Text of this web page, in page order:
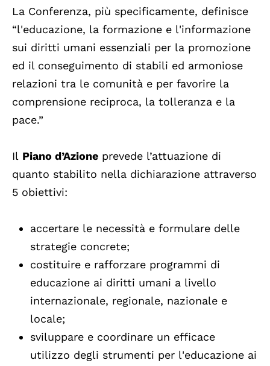
La Conferenza, più specificamente, definisce
“l'educazione, la formazione e l'informazione
sui diritti umani essenziali per la promozione
ed il conseguimento di stabili ed armoniose
relazioni tra le comunità e per favorire la
comprensione reciproca, la tolleranza e la
pace.”
Il Piano d’Azione prevede l’attuazione di
quanto stabilito nella dichiarazione attraverso
5 obiettivi:
accertare le necessità e formulare delle
strategie concrete;
costituire e rafforzare programmi di
educazione ai diritti umani a livello
internazionale, regionale, nazionale e
locale;
sviluppare e coordinare un efficace
utilizzo degli strumenti per l'educazione ai